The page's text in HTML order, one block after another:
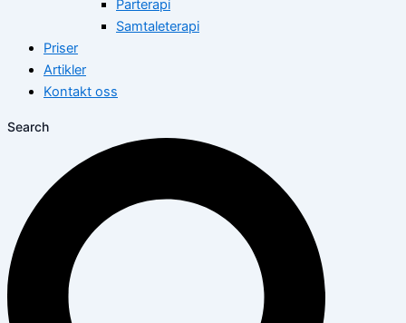
Parterapi
Samtaleterapi
Priser
Artikler
Kontakt oss
Search